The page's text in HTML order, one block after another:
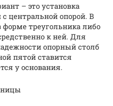
– это установка
центральной опорой. В
треугольника либо
к ней. Для
опорный столб
пятой ставится
у основания.